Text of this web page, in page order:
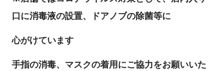
口に消毒液の設置、ドアノブの除菌等に
心がけています
手指の消毒、マスクの着用にご協力をお願いいた